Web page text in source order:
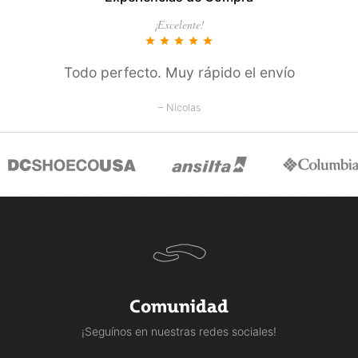
¡Excelente!
star star star star star
Todo perfecto. Muy rápido el envío
– Nicolas
Comunidad
¡Seguínos en nuestras redes sociales!